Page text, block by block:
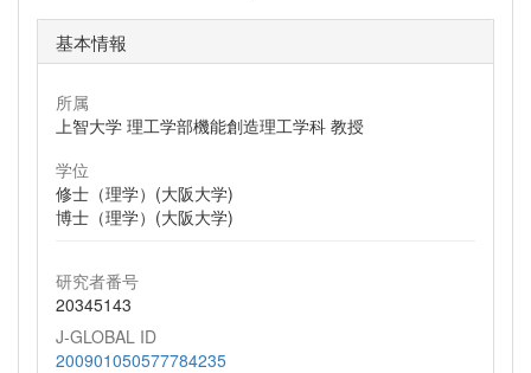
基本情報
所属
上智大学 理工学部機能創造理工学科 教授
学位
修士（理学）(大阪大学)
博士（理学）(大阪大学)
研究者番号
20345143
J-GLOBAL ID
200901050577784235